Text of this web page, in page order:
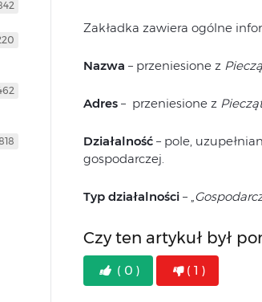
Zakładka zawiera ogólne
Nazwa – przeniesione z
Adres– przeniesione z
Działalność– pole,
gospodarczej.
Typ działalności– „
Czy ten artykuł był
( 0 ) ( 1 )